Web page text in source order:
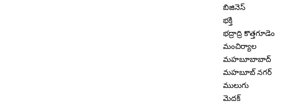
బిజినెస్
భక్తి
భద్రాద్రి కొత్తగూడెం
మంచిర్యాల
మహబూబాబాద్
మహబూబ్ నగర్
ములుగు
మెదక్